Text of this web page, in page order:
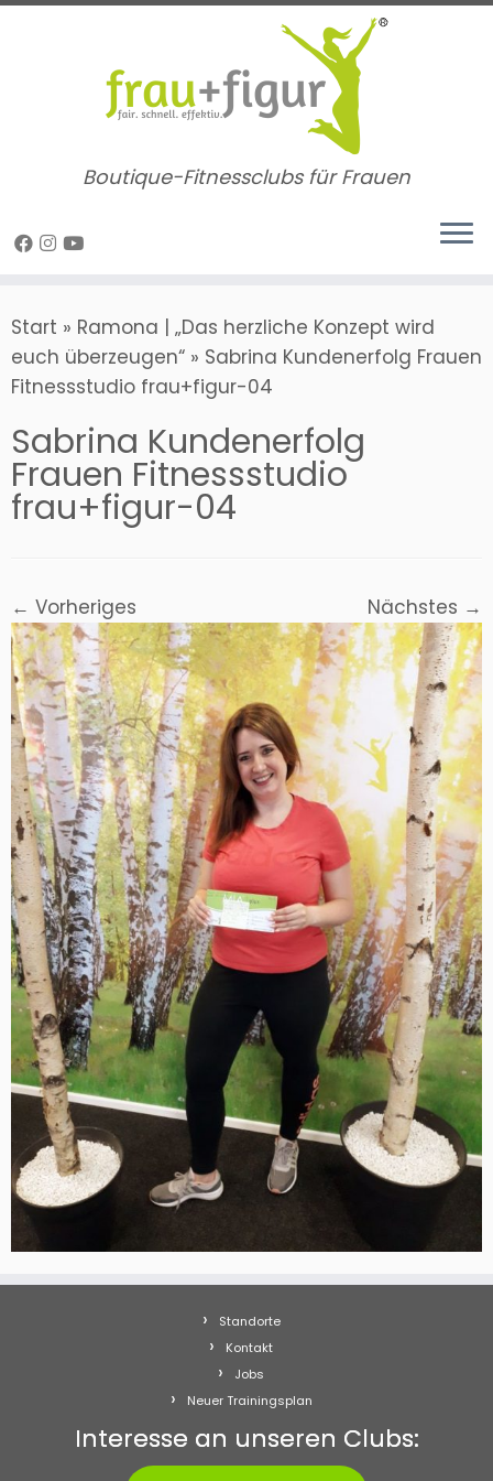
Zum
Boutique-Fitnessclubs für Frauen
Start » Ramona | „Das herzliche Konzept wird
euch überzeugen“ » Sabrina Kundenerfolg Frauen
Fitnessstudio frau+figur-04
Sabrina Kundenerfolg
Frauen Fitnessstudio
frau+figur-04
← Vorheriges Nächstes →
Standorte
Kontakt
Jobs
Neuer Trainingsplan
Interesse an unseren Clubs: